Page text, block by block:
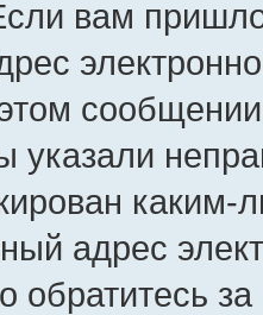
вам
указали
адрес
обратитесь